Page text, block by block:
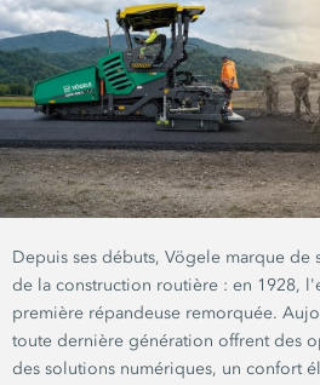
Depuis ses débuts, Vögele marque de
de la construction routière : en 1928,
première répandeuse remorquée.
toute dernière génération offrent des
des solutions numériques, un confort